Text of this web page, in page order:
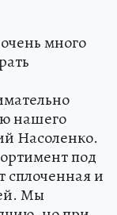
много
нашего
Насоленко.
под
сплоченная и
Мы